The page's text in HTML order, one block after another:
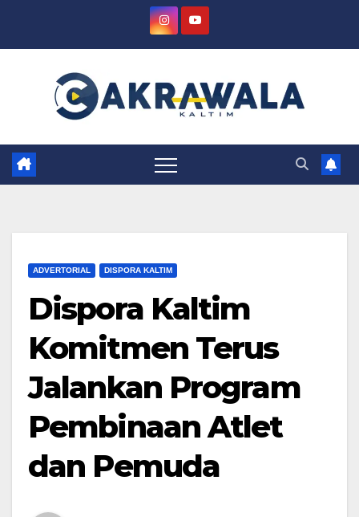
ADVERTORIAL DISPORA KALTIM
Dispora Kaltim
Komitmen Terus
Jalankan Program
Pembinaan Atlet
dan Pemuda